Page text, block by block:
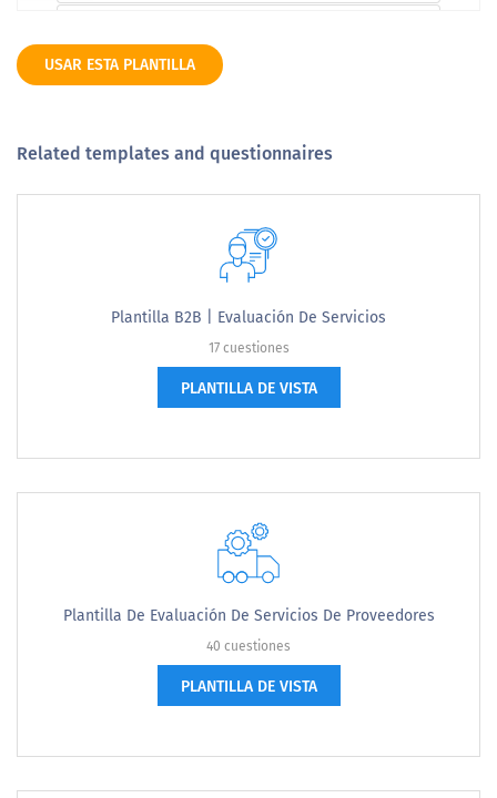
USAR ESTA PLANTILLA
Related templates and questionnaires
Plantilla B2B | Evaluación De Servicios
17 cuestiones
PLANTILLA DE VISTA
Plantilla De Evaluación De Servicios De Proveedores
40 cuestiones
PLANTILLA DE VISTA